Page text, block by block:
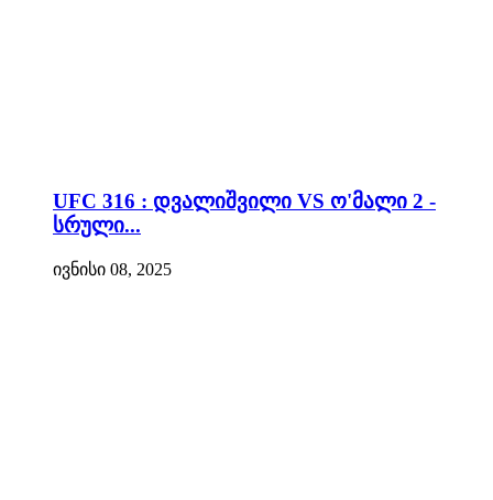
UFC 316 : დვალიშვილი VS ო'მალი 2 -
სრული...
ივნისი 08, 2025